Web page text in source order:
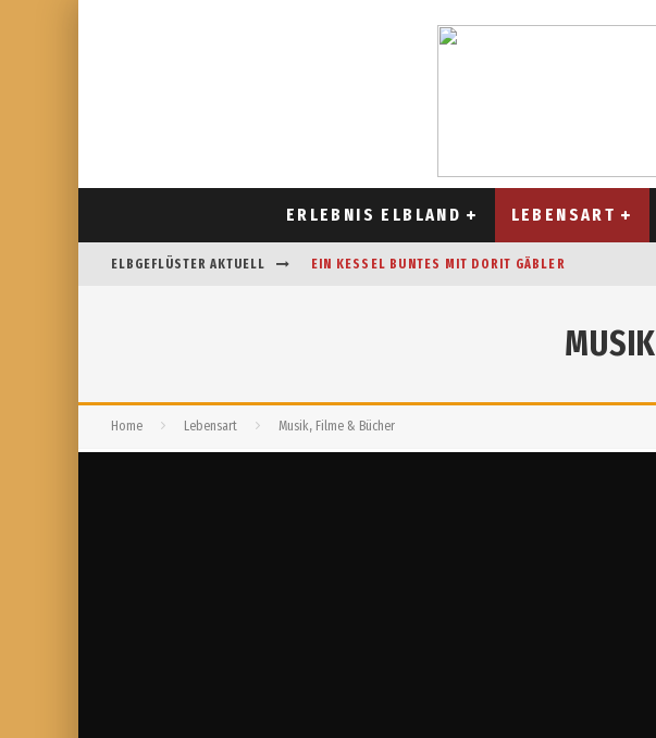
ERLEBNIS ELBLAND LEBENSART
ELBGEFLÜSTER AKTUELL EIN KESSEL BUNTES MIT DORIT GÄBLER
Home Lebensart Musik, Filme & Bücher